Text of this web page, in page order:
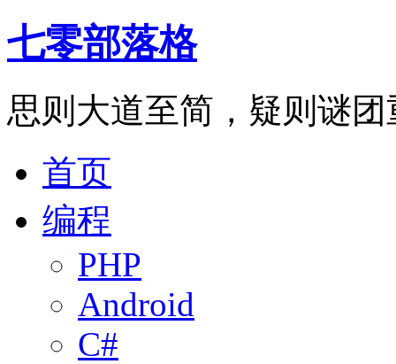
七零部落格
思则大道至简，疑则谜团
首页
编程
PHP
Android
C#